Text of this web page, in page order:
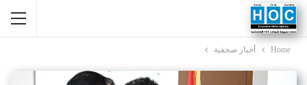
Home أخبار صحفية